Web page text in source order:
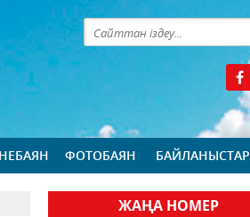
ФОТОБАЯН БАЙЛАНЫСТАР
ЖАҢА НОМЕР